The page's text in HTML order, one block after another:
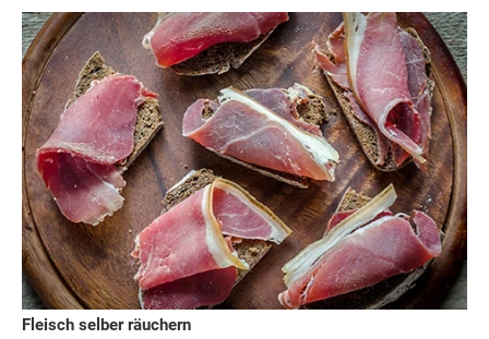
Fleisch selber räuchern